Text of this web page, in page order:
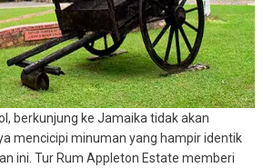
berkunjung ke Jamaika tidak akan
mencicipi minuman yang hampir identik
ini. Tur Rum Appleton Estate memberi